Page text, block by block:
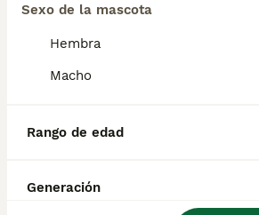
Sexo de la mascota
Hembra
Macho
Rango de edad
Generación
son animales sociables y
especiales para la